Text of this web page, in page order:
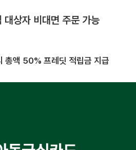
상자 비대면 주문 가능
총액 50% 프레딧 적립금 지급